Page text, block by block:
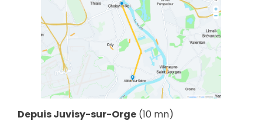
Depuis Juvisy-sur-Orge (10 mn)